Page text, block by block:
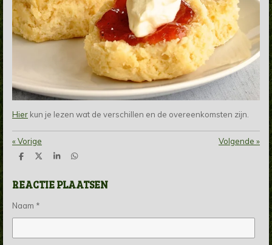
Hier kun je lezen wat de verschillen en de overeenkomsten zijn.
«Vorige Volgende »
D
e
n
D
l
S
r
e
D
e
n
REACTIE PLAATSEN
Naam *